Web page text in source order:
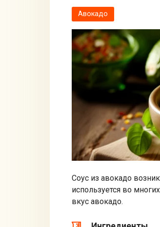
Авокадо
Соус из авокадо
используется во
вкус авокадо.